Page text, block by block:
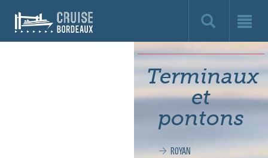
Cruise
Bordeaux,
Terminaux
et
pontons
ROYAN